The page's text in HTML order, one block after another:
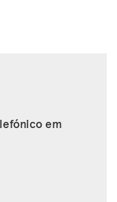
em